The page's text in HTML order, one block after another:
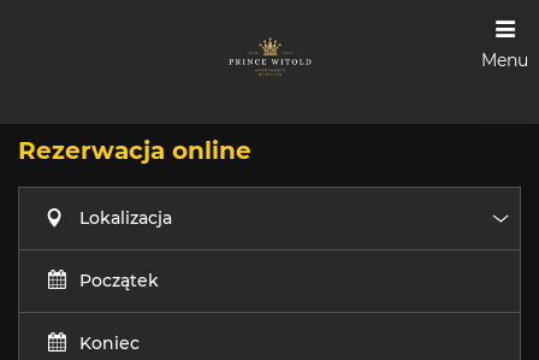
Menu
Rezerwacja online
Lokalizacja
Początek
Koniec